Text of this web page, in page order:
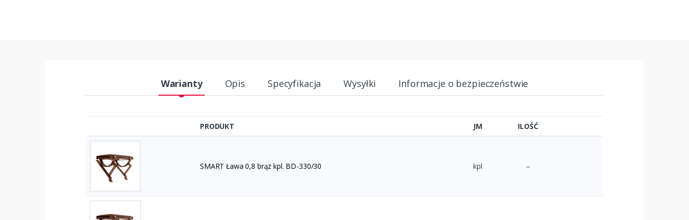
Warianty Opis Specyfikacja Wysyłki Informacje o bezpieczeństwie
PRODUKT JM ILOŚĆ
SMART Ława 0,8 brąz kpl. BD-330/30 kpl –